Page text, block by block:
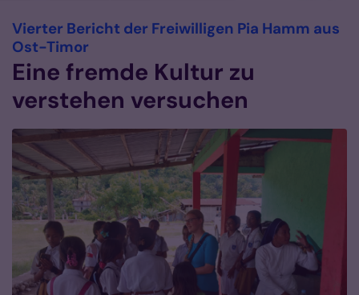
Vierter Bericht der Freiwilligen Pia Hamm aus
Ost-Timor
Eine fremde Kultur zu
verstehen versuchen